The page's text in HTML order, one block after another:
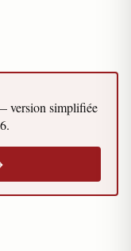
version simplifiée
.